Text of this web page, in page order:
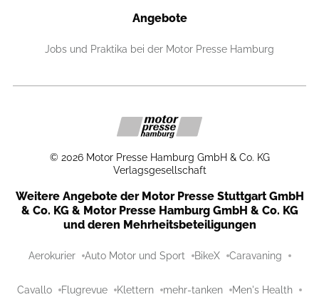
Angebote
Jobs und Praktika bei der Motor Presse Hamburg
© 2026 Motor Presse Hamburg GmbH & Co. KG
Verlagsgesellschaft
Weitere Angebote der Motor Presse Stuttgart GmbH
& Co. KG & Motor Presse Hamburg GmbH & Co. KG
und deren Mehrheitsbeteiligungen
Aerokurier Auto Motor und Sport BikeX Caravaning
Cavallo Flugrevue Klettern mehr-tanken Men's Health